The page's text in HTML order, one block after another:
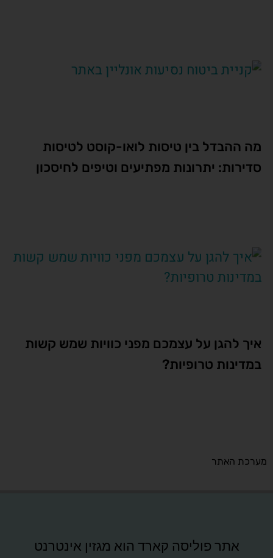
מה ההבדל בין טיסות לואו-קוסט לטיסות
סדירות: יתרונות מפתיעים וטיפים לחיסכון
איך להגן על עצמכם מפני כוויות שמש קשות
במדינות טרופיות?
מערכת האתר
אתר פוליסה קארד הוא מגזין אינטרנט